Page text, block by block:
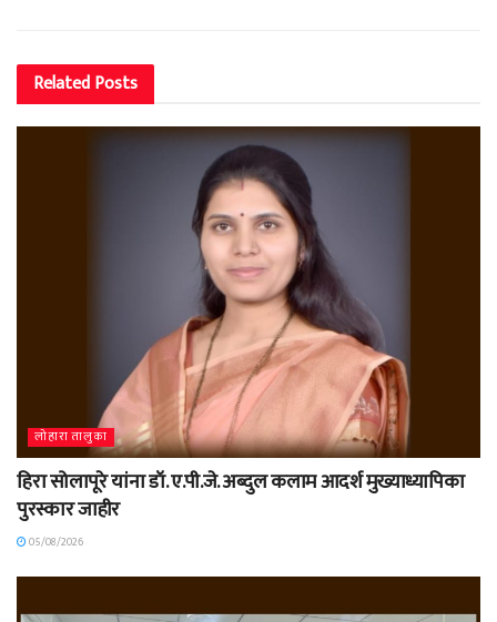
RelatedPosts
लोहारा तालुका
हिरा सोलापूरे यांना डॉ. ए.पी.जे. अब्दुल कलाम आदर्श मुख्याध्यापिका
पुरस्कार जाहीर
05/08/2026